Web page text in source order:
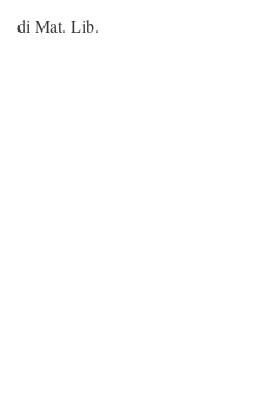
di Mat. Lib.